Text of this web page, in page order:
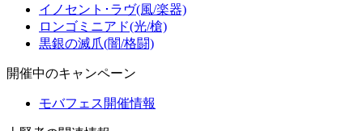
イノセント･ラヴ(風/楽器)
ロンゴミニアド(光/槍)
黒銀の滅爪(闇/格闘)
開催中のキャンペーン
モバフェス開催情報